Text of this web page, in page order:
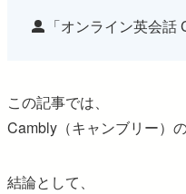
「オンライン英会
この記事では、
Cambly（キャンブリー）
結論として、